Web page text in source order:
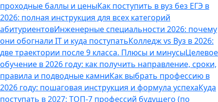
проходные баллы и ценыКак поступить в вуз без ЕГЭ в
2026: полная инструкция для всех категорий
абитуриентовИнженерные специальности 2026: почему
они обогнали IT и куда поступатьКолледж vs Вуз в 2026:
две траектории после 9 класса. Плюсы и минусыЦелевое
обучение в 2026 году: как получить направление, сроки,
правила и подводные камниКак выбрать профессию в
2026 году: пошаговая инструкция и формула успехаКуда
поступать в 2027: ТОП-7 профессий будущего (по